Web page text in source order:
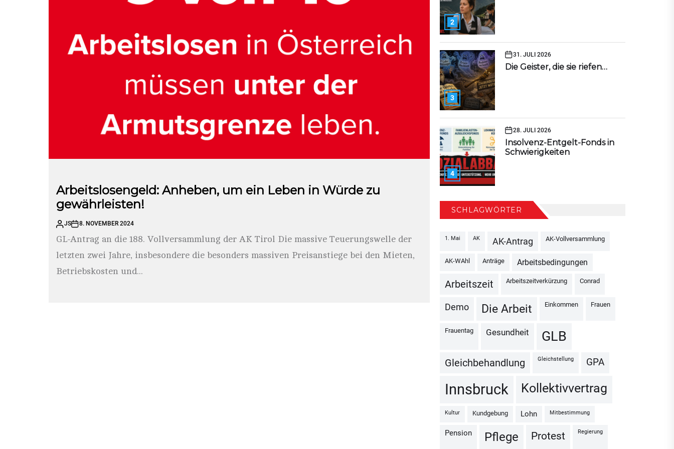
Arbeitslosengeld: Anheben, um ein Leben in Würde zu
gewährleisten!
JS 8. NOVEMBER 2024
GL-Antrag an die 188. Vollversammlung der AK Tirol Die massive Teuerungswelle der
letzten zwei Jahre, insbesondere die besonders massiven Preisanstiege bei den Mieten,
Betriebskosten und...
2
3
31. JULI 2026
Die Geister, die sie riefen…
4
28. JULI 2026
Insolvenz-Entgelt-Fonds in
Schwierigkeiten
SCHLAGWÖRTER
1. Mai AK AK-Antrag AK-Vollversammlung
AK-WAhl Anträge Arbeitsbedingungen
Arbeitszeit Arbeitszeitverkürzung Conrad
Demo Die Arbeit Einkommen Frauen
Frauentag Gesundheit GLB
Gleichbehandlung Gleichstellung GPA
Innsbruck Kollektivvertrag
Kultur Kundgebung Lohn Mitbestimmung
Pension Pflege Protest Regierung